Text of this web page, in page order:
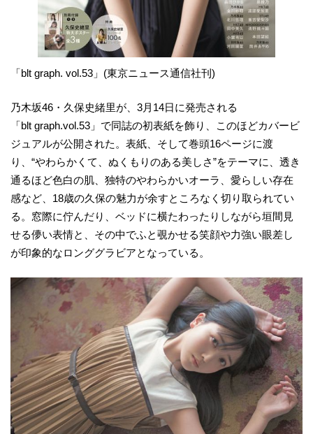
「blt graph. vol.53」(東京ニュース通信社刊)
乃木坂46・久保史緒里が、3月14日に発売される
「blt graph.vol.53」で同誌の初表紙を飾り、このほどカバービ
ジュアルが公開された。表紙、そして巻頭16ページに渡
り、“やわらかくて、ぬくもりのある美しさ”をテーマに、透き
通るほど色白の肌、独特のやわらかいオーラ、愛らしい存在
感など、18歳の久保の魅力が余すところなく切り取られてい
る。窓際に佇んだり、ベッドに横たわったりしながら垣間見
せる儚い表情と、その中でふと覗かせる笑顔や力強い眼差し
が印象的なロンググラビアとなっている。